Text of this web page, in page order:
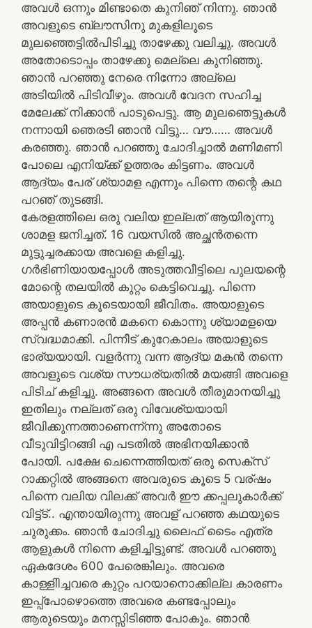
അവൾ ഒന്നും മിണ്ടാതെ കുനിഞ് നിന്നു. ഞാൻ
അവളുടെ ബ്ലൗസിനു മുകളിലൂടെ
മുലഞ്ഞെട്ടിൽപിടിച്ചു താഴേക്കു വലിച്ചു. അവൾ
അതോടൊപ്പം താഴേക്കു മെല്ലെ കുനിഞ്ഞു.
ഞാൻ പറഞ്ഞു നേരെ നിന്നോ അല്ലെ
അടിയിൽ പിടിവീഴും. അവൾ വേദന സഹിച്ച
മേലേക്ക് നിക്കാൻ പാടുപെട്ടു. ആ മുലഞെട്ടുകൾ
നന്നായി ഞെരടി ഞാൻ വിട്ടു… വൗ…… അവൾ
കരഞ്ഞു. ഞാൻ പറഞ്ഞു ചോദിച്ചാൽ മണിമണി
പോലെ എനിയ്ക്ക് ഉത്തരം കിട്ടണം. അവൾ
ആദ്യം പേര് ശ്യാമള എന്നും പിന്നെ തന്റെ കഥ
പറഞ് തുടങ്ങി.
കേരളത്തിലെ ഒരു വലിയ ഇല്ലത് ആയിരുന്നു
ശാമള ജനിച്ചത്. 16 വയസിൽ അച്ഛൻതന്നെ
മുട്ടുച്ചരക്കായ അവളെ കളിച്ചു.
ഗർഭിണിയായപ്പോൾ അടുത്തവീട്ടിലെ പുലയന്റെ
മോന്റെ തലയിൽ കുറ്റം കെട്ടിവെച്ചു. പിന്നെ
അയാളുടെ കൂടെയായി ജീവിതം. അയാളുടെ
അപ്പൻ കണാരൻ മകനെ കൊന്നു ശ്യാമളയെ
സ്വദ്ധമാക്കി. പിന്നീട്‌ കുറേകാലം അയാളുടെ
ഭാര്യയായി. വളർന്നു വന്ന ആദ്യ മകൻ തന്നെ
അവളുടെ വശ്യ സൗധര്യതിൽ മയങ്ങി അവളെ
പിടിച് കളിച്ചു. അങ്ങനെ അവൾ തീരുമാനയിച്ചു
ഇതിലും നല്ലത് ഒരു വിവേശ്യയായി
ജീവിക്കുന്നത്താണെന്ന്ന്നു അതോടെ
വീടുവിട്ടിറങ്ങി എ പടതിൽ അഭിനയിക്കാൻ
പോയി. പക്ഷേ ചെന്നെത്തിയത് ഒരു സെക്സ്
റാക്കറ്റിൽ അങ്ങനെ അവരുടെ കൂടെ 5 വര്ഷം
പിന്നെ വലിയ വിലക്ക് അവർ ഈ ക്കപ്പലുകാർക്ക്
വിട്ട്ട്.. എന്തായിരുന്നു അവള് പറഞ്ഞ കഥയുടെ
ചുരുക്കം. ഞാൻ ചോദിച്ചു ലൈഫ് ടൈം എത്ര
ആളുകൾ നിന്നെ കളിച്ചിട്ടുണ്ട്. അവൾ പറഞ്ഞു
ഏകദേശം 600 പേരെങ്കിലും. അവരെ
കാള്ളിിച്ചവരെ കുറ്റം പറയാനൊക്കില്ല കാരണം
ഇപ്പ്പോഴൊത്തെ അവരെ കണ്ടപ്പോലും
ആരുടെയും മനസ്സിടിഞ്ഞ പോകും. ഞാൻ